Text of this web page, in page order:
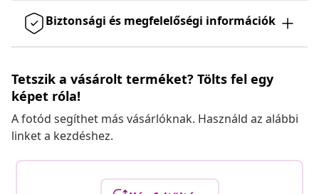
Biztonsági és megfelelőségi információk
Tetszik a vásárolt terméket? Tölts fel egy
képet róla!
A fotód segíthet más vásárlóknak. Használd az alábbi
linket a kezdéshez.